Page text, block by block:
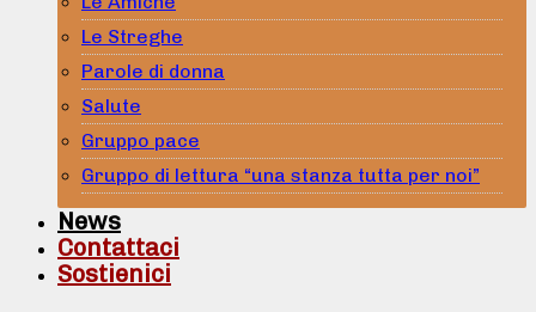
Le Streghe
Parole di donna
Salute
Gruppo pace
Gruppo di lettura “una stanza tutta per noi”
News
Contattaci
Sostienici